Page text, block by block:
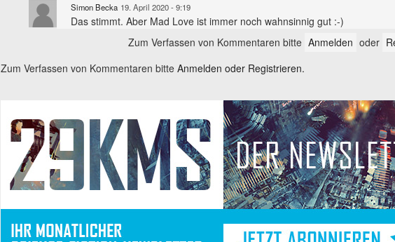
Simon Becka 19. April 2020 - 9:19
Das stimmt. Aber Mad Love ist immer noch wahnsinnig gut :-)
Zum Verfassen von Kommentaren bitte Anmelden oder
Zum Verfassen von Kommentaren bitte Anmelden oder Registrieren.